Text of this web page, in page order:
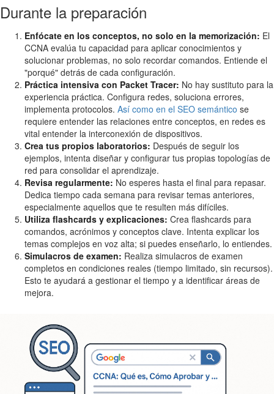
Durante la preparación
Enfócate en los conceptos, no solo en la memorización: El
CCNA evalúa tu capacidad para aplicar conocimientos y
solucionar problemas, no solo recordar comandos. Entiende el
"porqué" detrás de cada configuración.
Práctica intensiva con Packet Tracer: No hay sustituto para la
experiencia práctica. Configura redes, soluciona errores,
implementa protocolos. Así como en el SEO semántico se
requiere entender las relaciones entre conceptos, en redes es
vital entender la interconexión de dispositivos.
Crea tus propios laboratorios: Después de seguir los
ejemplos, intenta diseñar y configurar tus propias topologías de
red para consolidar el aprendizaje.
Revisa regularmente: No esperes hasta el final para repasar.
Dedica tiempo cada semana para revisar temas anteriores,
especialmente aquellos que te resulten más difíciles.
Utiliza flashcards y explicaciones: Crea flashcards para
comandos, acrónimos y conceptos clave. Intenta explicar los
temas complejos en voz alta; si puedes enseñarlo, lo entiendes.
Simulacros de examen: Realiza simulacros de examen
completos en condiciones reales (tiempo limitado, sin recursos).
Esto te ayudará a gestionar el tiempo y a identificar áreas de
mejora.